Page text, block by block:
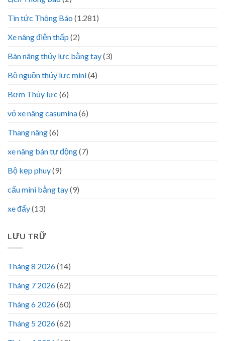
Tin tức Thông Báo (1.281)
Xe nâng điện thấp (2)
Bàn nâng thủy lực bằng tay(3)
Bộ nguồn thủy lực mini(4)
Bơm Thủy lực (6)
vỏ xe nâng casumina(6)
Thang nâng(6)
xe nâng bán tự động(7)
Bộ kẹp phuy(9)
cẩu mini bằng tay(9)
xe đẩy(13)
LƯU TRỮ
Tháng 8 2026(14)
Tháng 7 2026(62)
Tháng 6 2026(60)
Tháng 5 2026(62)